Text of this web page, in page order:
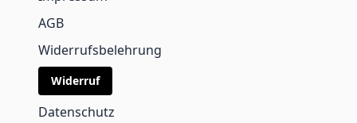
AGB
Widerrufsbelehrung
Widerruf
Datenschutz